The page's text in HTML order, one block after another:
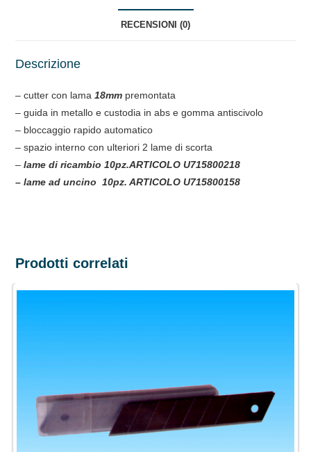
RECENSIONI (0)
Descrizione
– cutter con lama18mm premontata
– guida in metallo e custodia in abs e gomma antiscivolo
– bloccaggio rapido automatico
– spazio interno con ulteriori 2 lame di scorta
–lame di ricambio 10pz.ARTICOLO U715800218
– lame ad uncino 10pz. ARTICOLO U715800158
Prodotti correlati